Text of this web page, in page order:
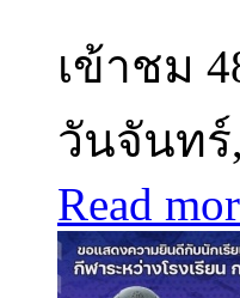
เข้าชม
วันจันทร์
Read